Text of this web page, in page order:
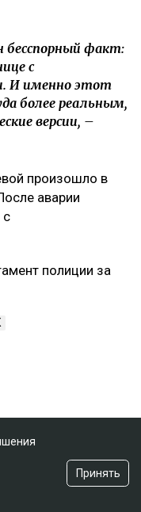
бесспорный факт:
с
И именно этот
более реальным,
версии, –
произошло в
аварии
с
полиции за
Принять